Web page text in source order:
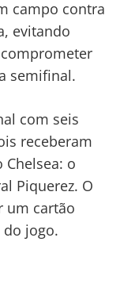
campo contra
evitando
semifinal.
com seis
receberam
o
Piquerez. O
um cartão
jogo.